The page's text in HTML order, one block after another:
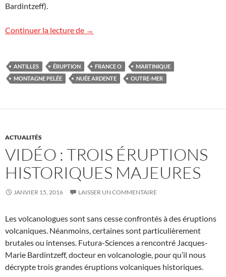
Bardintzeff).
Continuer la lecture de Soirée montagne Pelée sur France O
→
ANTILLES ÉRUPTION FRANCE O
MARTINIQUE
MONTAGNE PELÉE
NUÉE ARDENTE OUTRE-MER
ACTUALITÉS
VIDÉO : TROIS ÉRUPTIONS
HISTORIQUES MAJEURES
JANVIER 15, 2016 LAISSER UN COMMENTAIRE
Les volcanologues sont sans cesse confrontés à des éruptions
volcaniques. Néanmoins, certaines sont particulièrement
brutales ou intenses. Futura-Sciences a rencontré Jacques-
Marie Bardintzeff, docteur en volcanologie, pour qu’il nous
décrypte trois grandes éruptions volcaniques historiques.